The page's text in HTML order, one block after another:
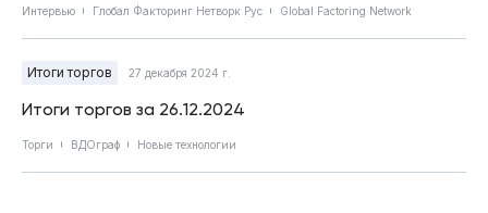
Интервью Глобал Факторинг Нетворк Рус Global Factoring Network
Итоги торгов 27 декабря 2024 г.
Итоги торгов за 26.12.2024
Торги ВДОграф Новые технологии